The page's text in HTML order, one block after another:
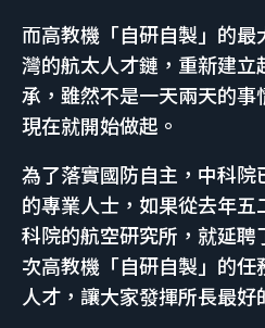
而高教機「自研自製」的
灣的航太人才鏈，重新建
承，雖然不是一天兩天的
現在就開始做起。
為了落實國防自主，中科
的專業人士，如果從去年
科院的航空研究所，就延
次高教機「自研自製」的
人才，讓大家發揮所長最好